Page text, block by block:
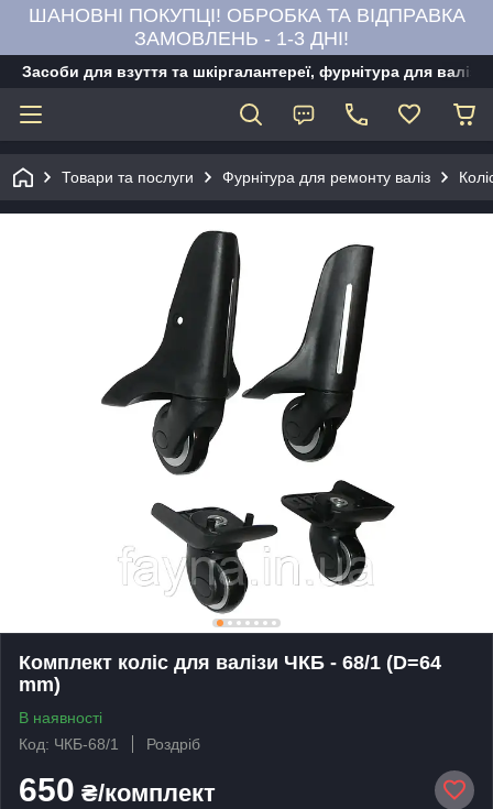
ШАНОВНІ ПОКУПЦІ! ОБРОБКА ТА ВІДПРАВКА
ЗАМОВЛЕНЬ - 1-3 ДНІ!
Засоби для взуття та шкіргалантереї, фурнітура для
Товари та послуги Фурнітура для ремонту валіз
Комплект коліс для валізи ЧКБ - 68/1 (D=64
mm)
В наявності
Код: ЧКБ-68/1
Роздріб
650 ₴/комплект